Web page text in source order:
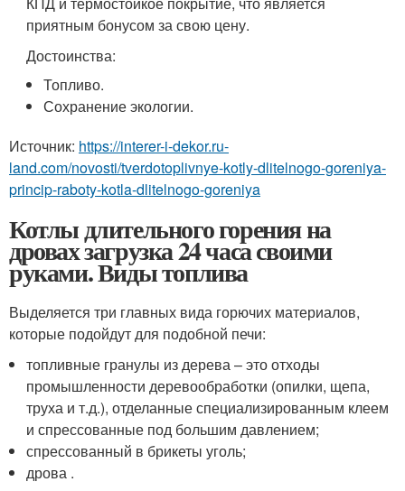
приятным бонусом за свою цену.
Достоинства:
Топливо.
Сохранение экологии.
Источник: https://interer-i-dekor.ru-
land.com/novosti/tverdotoplivnye-kotly-dlitelnogo-goreniya-
princip-raboty-kotla-dlitelnogo-goreniya
Котлы длительного горения на
дровах загрузка 24 часа своими
руками. Виды топлива
Выделяется три главных вида горючих материалов,
которые подойдут для подобной печи:
топливные гранулы из дерева – это отходы
промышленности деревообработки (опилки, щепа,
труха и т.д.), отделанные специализированным клеем
и спрессованные под большим давлением;
спрессованный в брикеты уголь;
дрова .